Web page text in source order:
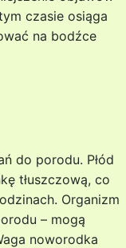
czasie osiąga
na bodźce
do porodu. Płód
tłuszczową, co
Organizm
– mogą
noworodka